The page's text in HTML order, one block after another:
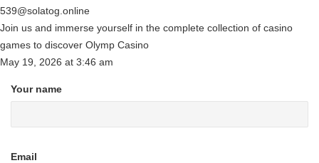
539@solatog.online
Join us and immerse yourself in the complete collection of casino
games to discover Olymp Casino
May 19, 2026 at 3:46 am
Your name
Email